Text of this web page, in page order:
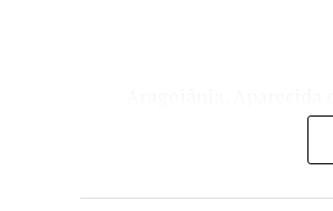
Aparecida De Goiania/